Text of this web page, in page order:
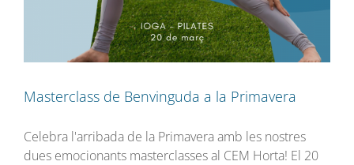
Masterclass de Benvinguda a la Primavera
Celebra l'arribada de la Primavera amb les nostres
dues emocionants masterclasses al CEM Horta! El 20